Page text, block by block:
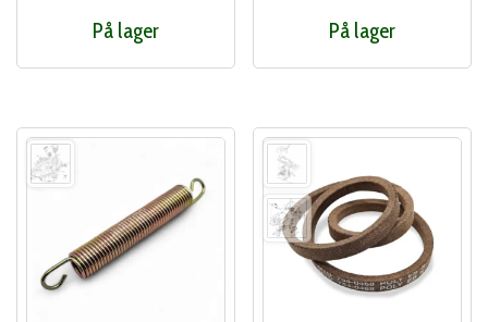
På lager På lager